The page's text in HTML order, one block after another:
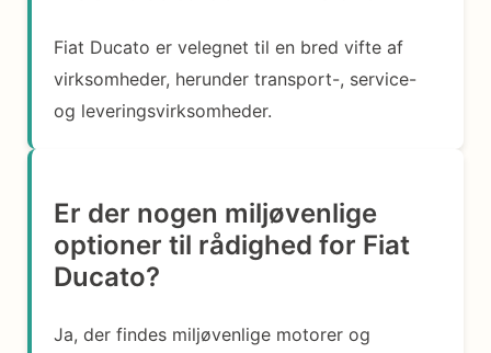
Fiat Ducato er velegnet til en bred vifte af
virksomheder, herunder transport-, service-
og leveringsvirksomheder.
Er der nogen miljøvenlige
optioner til rådighed for Fiat
Ducato?
Ja, der findes miljøvenlige motorer og